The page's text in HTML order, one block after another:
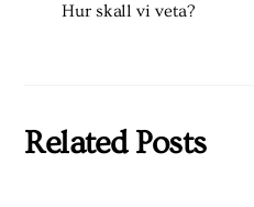
Hur skall vi veta?
Related Posts